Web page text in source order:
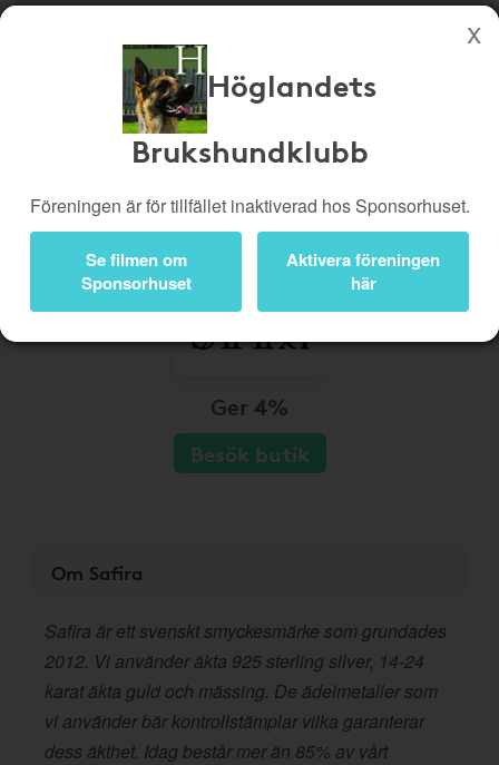
Köp genom denna sida stöttar Höglandets Brukshundklubb
Butiker
Bli medlem
Logga in
Höglandets
Brukshundklubb
Föreningen är för tillfället inaktiverad hos Sponsorhuset.
Se filmen om
Sponsorhuset
Aktivera föreningen
här
Ger 4%
Besök butik
Om Safira
Safira är ett svenskt smyckesmärke som grundades
2012. Vi använder äkta 925 sterling silver, 14-24
karat äkta guld och mässing. De ädelmetaller som
vi använder bär kontrollstämplar vilka garanterar
dess äkthet. Idag består mer än 85% av vårt